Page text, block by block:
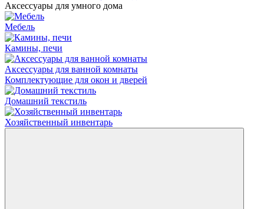
Аксессуары для умного дома
Мебель
Камины, печи
Аксессуары для ванной комнаты
Комплектующие для окон и дверей
Домашний текстиль
Хозяйственный инвентарь